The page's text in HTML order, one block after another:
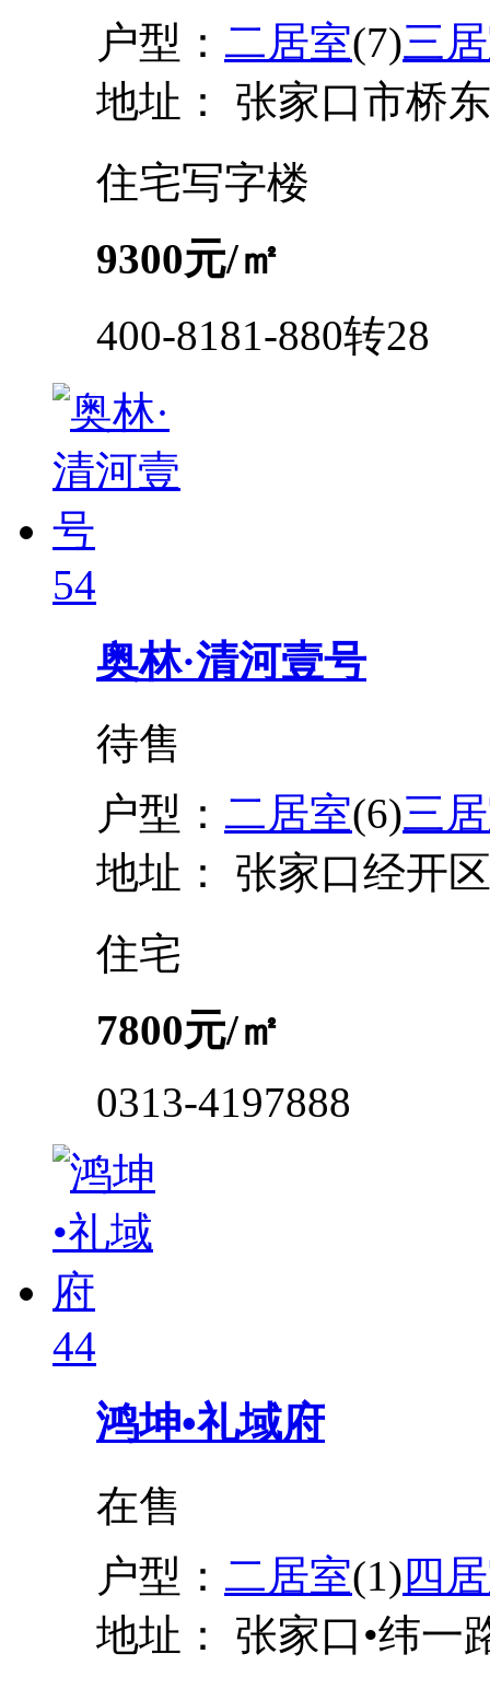
户型： 二居室(7)三
地址：
张家口市桥
住宅写字楼
9300元/㎡
400-8181-880转28
54
奥林·清河壹号
待售
户型： 二居室(6)三
地址：
张家口经开
住宅
7800元/㎡
0313-4197888
44
鸿坤•礼域府
在售
户型： 二居室(1)四
地址：
张家口•纬一